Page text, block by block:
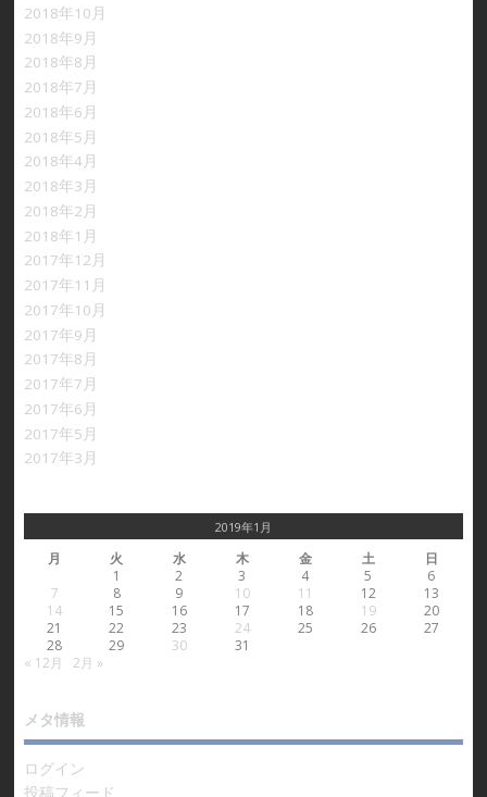
2018年10月
2018年9月
2018年8月
2018年7月
2018年6月
2018年5月
2018年4月
2018年3月
2018年2月
2018年1月
2017年12月
2017年11月
2017年10月
2017年9月
2017年8月
2017年7月
2017年6月
2017年5月
2017年3月
2019年1月
月 火 水 木 金 土
日
1
2 3 4 5
6
7
8 9 10 11 12
13
14
15 16 17 18 19
20
21
22 23 24 25 26
27
28
29 30
31
« 12月
2月 »
メタ情報
ログイン
投稿フィード